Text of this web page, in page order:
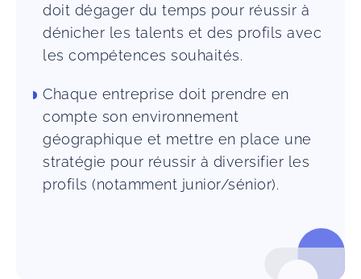
doit dégager du temps pour réussir à
dénicher les talents et des profils avec
les compétences souhaités.
Chaque entreprise doit prendre en
compte son environnement
géographique et mettre en place une
stratégie pour réussir à diversifier les
profils (notamment junior/sénior).